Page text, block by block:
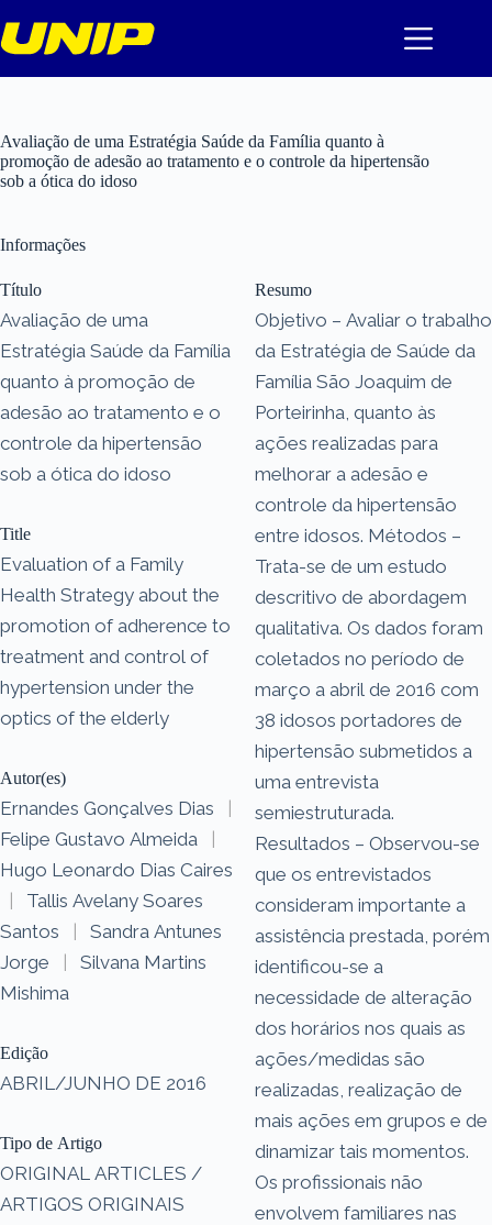
para
o
Avaliação de uma Estratégia Saúde da Família quanto à
promoção de adesão ao tratamento e o controle da hipertensão
sob a ótica do idoso
Informações
Título
Avaliação de uma
Estratégia Saúde da Família
quanto à promoção de
adesão ao tratamento e o
controle da hipertensão
sob a ótica do idoso
Title
Evaluation of a Family
Health Strategy about the
promotion of adherence to
treatment and control of
hypertension under the
optics of the elderly
Autor(es)
Ernandes Gonçalves Dias
|
Felipe Gustavo Almeida
|
Hugo Leonardo Dias Caires
|
Tallis Avelany Soares
Santos
|
Sandra Antunes
Jorge
|
Silvana Martins
Mishima
Edição
ABRIL/JUNHO DE 2016
Tipo de Artigo
ORIGINAL ARTICLES /
ARTIGOS ORIGINAIS
Resumo
Objetivo – Avaliar o trabalho
da Estratégia de Saúde da
Família São Joaquim de
Porteirinha, quanto às
ações realizadas para
melhorar a adesão e
controle da hipertensão
entre idosos. Métodos –
Trata-se de um estudo
descritivo de abordagem
qualitativa. Os dados foram
coletados no período de
março a abril de 2016 com
38 idosos portadores de
hipertensão submetidos a
uma entrevista
semiestruturada.
Resultados – Observou-se
que os entrevistados
consideram importante a
assistência prestada, porém
identificou-se a
necessidade de alteração
dos horários nos quais as
ações/medidas são
realizadas, realização de
mais ações em grupos e de
dinamizar tais momentos.
Os profissionais não
envolvem familiares nas